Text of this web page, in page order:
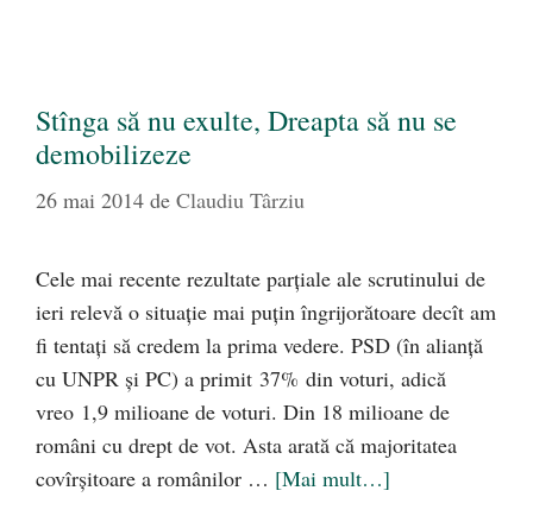
Stînga să nu exulte, Dreapta să nu se
demobilizeze
26 mai 2014 de Claudiu Târziu
Cele mai recente rezultate parţiale ale scrutinului de
ieri relevă o situaţie mai puţin îngrijorătoare decît am
fi tentaţi să credem la prima vedere. PSD (în alianţă
cu UNPR şi PC) a primit 37% din voturi, adică
vreo 1,9 milioane de voturi. Din 18 milioane de
români cu drept de vot. Asta arată că majoritatea
covîrşitoare a românilor … [Mai mult…]